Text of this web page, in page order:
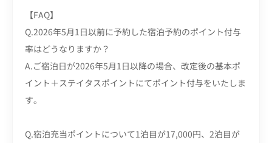
【FAQ】
Q.2026年5月1日以前に予約した宿泊予約のポイント付与
率はどうなりますか？
A.ご宿泊日が2026年5月1日以降の場合、改定後の基本ポ
イント＋ステイタスポイントにてポイント付与をいたしま
す。
Q.宿泊充当ポイントについて1泊目が17,000円、2泊目が